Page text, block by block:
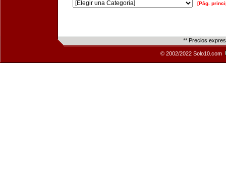
[Pág.
** Precios
© 2002/2022 Solo10.com